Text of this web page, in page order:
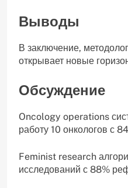
Выводы
В заключение,
открывает новые
Обсуждение
Oncology operations
работу 10 онкологов с
Feminist research
исследований с 88%